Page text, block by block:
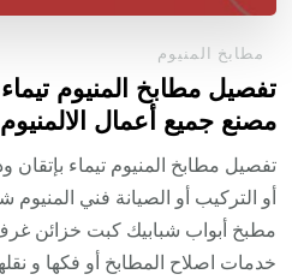
مطابخ المنيوم
مصنع جميع أعمال الالمنيوم
تفصيل مطابخ المنيوم تيماء
أو التركيب أو الصيانة فني
مطبخ أبواب شبابيك كبت خزائن غرف
خدمات اصلاح المطابخ أو فكها و